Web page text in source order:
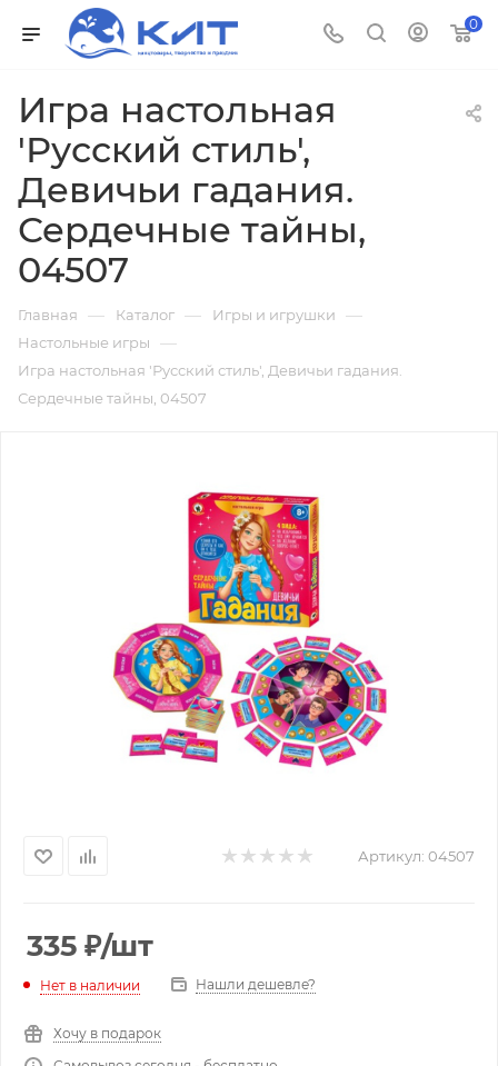
0
Игра настольная
'Русский стиль',
Девичьи гадания.
Сердечные тайны,
04507
Главная — Каталог — Игры и игрушки —
Настольные игры —
Игра настольная 'Русский стиль', Девичьи гадания.
Сердечные тайны, 04507
Артикул: 04507
335 ₽/шт
Нет в наличии Нашли дешевле?
Хочу в подарок